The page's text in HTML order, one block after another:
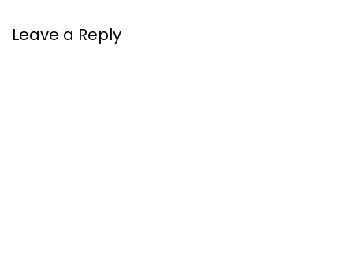
Leave a Reply